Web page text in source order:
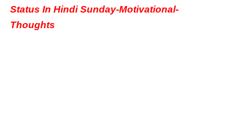
Status In Hindi Sunday-Motivational-
Thoughts